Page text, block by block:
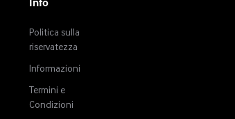
Info
Politica sulla
riservatezza
Informazioni
Termini e
Condizioni